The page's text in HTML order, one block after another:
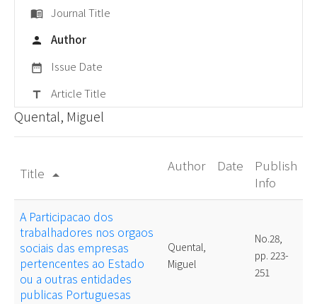
menu_book Journal Title
person Author
date_range Issue Date
title Article Title
Quental, Miguel
Title arrow_drop_up
Author Date
Publish
Info
A Participacao dos
trabalhadores nos orgaos
sociais das empresas
pertencentes ao Estado
ou a outras entidades
publicas Portuguesas
Quental,
Miguel
No.28,
pp. 223-
251